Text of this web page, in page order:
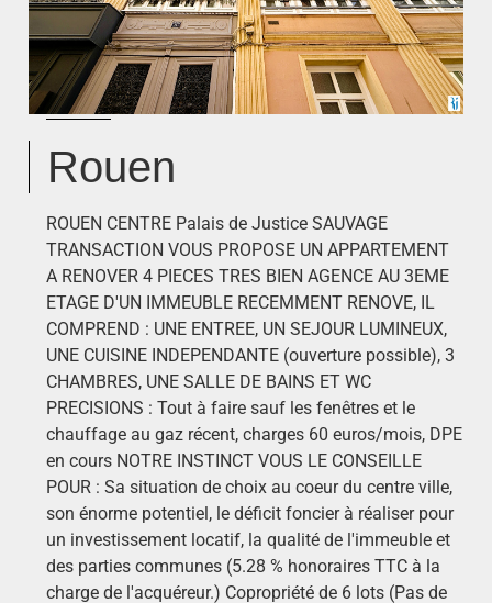
Rouen
ROUEN CENTRE Palais de Justice SAUVAGE
TRANSACTION VOUS PROPOSE UN APPARTEMENT
A RENOVER 4 PIECES TRES BIEN AGENCE AU 3EME
ETAGE D'UN IMMEUBLE RECEMMENT RENOVE, IL
COMPREND : UNE ENTREE, UN SEJOUR LUMINEUX,
UNE CUISINE INDEPENDANTE (ouverture possible), 3
CHAMBRES, UNE SALLE DE BAINS ET WC
PRECISIONS : Tout à faire sauf les fenêtres et le
chauffage au gaz récent, charges 60 euros/mois, DPE
en cours NOTRE INSTINCT VOUS LE CONSEILLE
POUR : Sa situation de choix au coeur du centre ville,
son énorme potentiel, le déficit foncier à réaliser pour
un investissement locatif, la qualité de l'immeuble et
des parties communes (5.28 % honoraires TTC à la
charge de l'acquéreur.) Copropriété de 6 lots (Pas de